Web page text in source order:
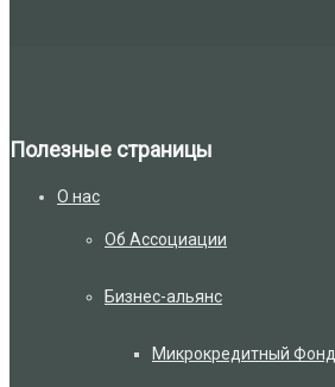
Полезные страницы
О нас
Об Ассоциации
Бизнес-альянс
Микрокредитный